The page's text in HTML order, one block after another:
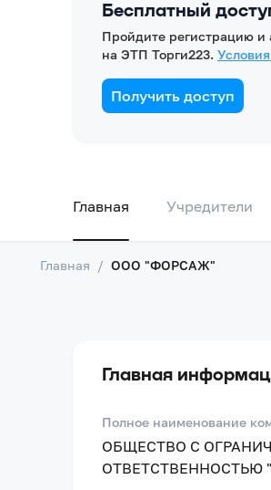
Бесплатный
Пройдите регистрацию и
на ЭТП Торги223.
Получить доступ
Главная Учредители
Главная / ООО "ФОРСАЖ"
Главная
Полное наименование
ОБЩЕСТВО С
ОТВЕТСТВЕННОСТЬЮ